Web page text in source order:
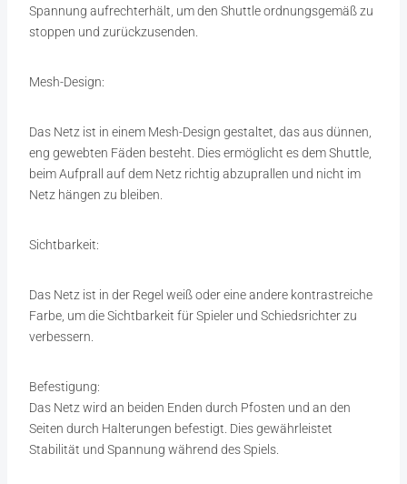
Spannung aufrechterhält, um den Shuttle ordnungsgemäß zu
stoppen und zurückzusenden.
Mesh-Design:
Das Netz ist in einem Mesh-Design gestaltet, das aus dünnen,
eng gewebten Fäden besteht. Dies ermöglicht es dem Shuttle,
beim Aufprall auf dem Netz richtig abzuprallen und nicht im
Netz hängen zu bleiben.
Sichtbarkeit:
Das Netz ist in der Regel weiß oder eine andere kontrastreiche
Farbe, um die Sichtbarkeit für Spieler und Schiedsrichter zu
verbessern.
Befestigung:
Das Netz wird an beiden Enden durch Pfosten und an den
Seiten durch Halterungen befestigt. Dies gewährleistet
Stabilität und Spannung während des Spiels.